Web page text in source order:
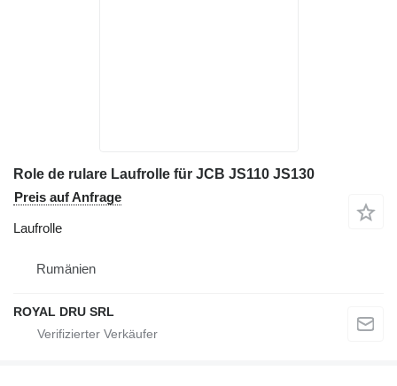
Role de rulare Laufrolle für JCB JS110 JS130
Preis auf Anfrage
Laufrolle
Rumänien
ROYAL DRU SRL